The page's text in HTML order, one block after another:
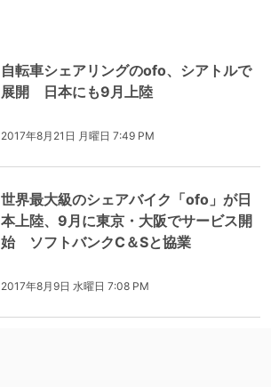
自転車シェアリングのofo、シアトルで
展開 日本にも9月上陸
2017年8月21日 月曜日 7:49 PM
世界最大級のシェアバイク「ofo」が日
本上陸、9月に東京・大阪でサービス開
始 ソフトバンクC＆Sと協業
2017年8月9日 水曜日 7:08 PM